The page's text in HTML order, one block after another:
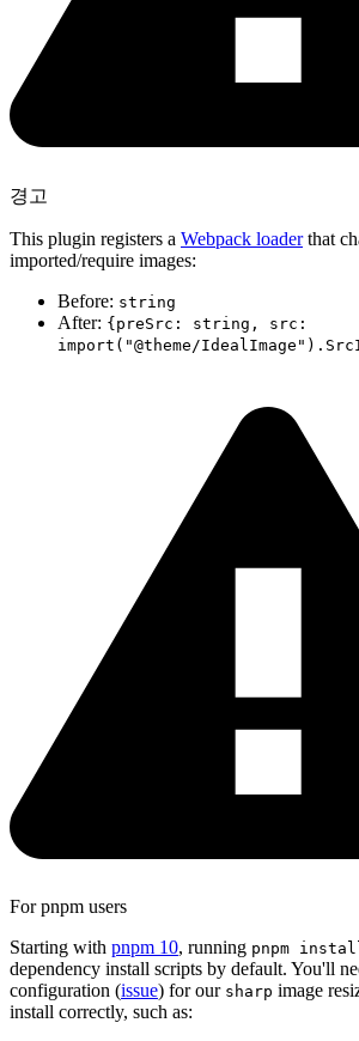
경고
This plugin registers a Webpack loaderthat
imported/require images:
Before: string
After: {preSrc: string, src:
import("@theme/
For pnpm users
Starting with pnpm 10, running pnpm
dependency install scripts by default. You'll
configuration (issue) for our sharp image
install correctly, such as: